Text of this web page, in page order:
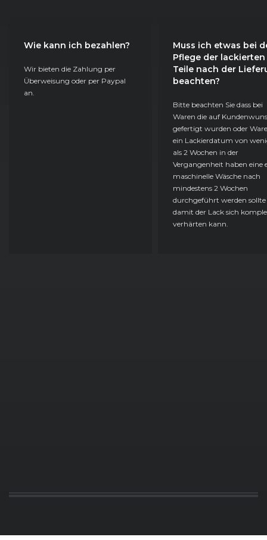
Wie kann ich bezahlen?
Wir bieten die Zahlung per
Überweisung oder per Paypal
an.
Muss ich etwas bei
Pflege der lackierten
Teile nach der
beachten?
Bitte beachten Sie dass bei
Waren die auf
gefertigt wurden oder
ein Lackierdatum von
als 2 Wochen in der
Vergangenheit haben eine
maschinelle Wäsche nach
mindestens 2 Wochen
durchgeführt werden sollte
damit der Lack sich
verhärten kann.